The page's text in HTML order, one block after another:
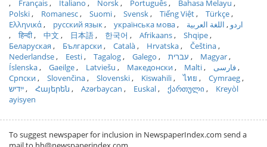
Français
Italiano Norsk Português
Bahasa Melayu
Polski
Romanesc Suomi Svensk Tiếng Việt
Türkçe
Ελληνικά
русский язык українська мова اردو
اللغة العربية
हिन्दी
中文 日本語 한국어 Afrikaans
Shqipe
Беларуская
Български Català Hrvatska
Čeština
Nederlandse
Eesti Tagalog Galego עברית
Magyar
Íslenska
Gaeilge Latviešu Македонски Malti
فارسی
Српски
Slovenčina Slovenski Kiswahili ไทย
Cymraeg
ייִדיש
Հայերեն Azərbaycan Euskal ქართული
Kreyòl
ayisyen
To suggest newspaper for inclusion in NewspaperIndex.com send a